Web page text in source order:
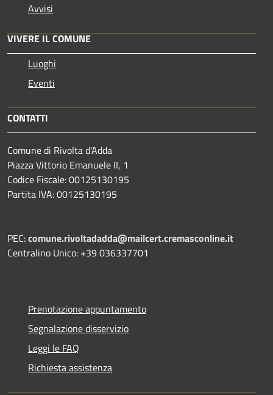
Avvisi
VIVERE IL COMUNE
Luoghi
Eventi
CONTATTI
Comune di Rivolta d'Adda
Piazza Vittorio Emanuele II, 1
Codice Fiscale: 00125130195
Partita IVA: 00125130195
PEC:comune.rivoltadadda@mailcert.cremasconline.it
Centralino Unico: +39 036337701
Prenotazione appuntamento
Segnalazione disservizio
Leggi le FAQ
Richiesta assistenza